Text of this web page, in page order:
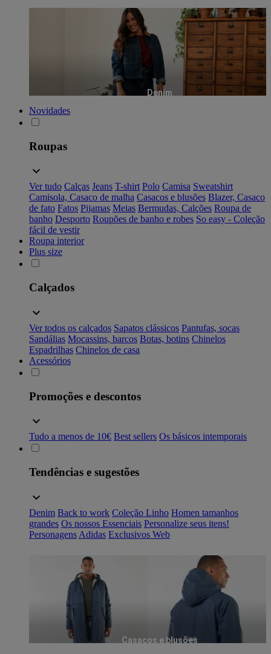
Denim
Novidades
Roupas
Ver tudo Calças Jeans T-shirt Polo Camisa Sweatshirt
Camisola, Casaco de malha Casacos e blusões Blazer, Casaco
de fato Fatos Pijamas Meias Bermudas, Calções Roupa de
banho Desporto Roupões de banho e robes So easy - Coleção
fácil de vestir
Roupa interior
Plus size
Calçados
Ver todos os calçados Sapatos clássicos Pantufas, socas
Sandálias Mocassins, barcos Botas, botins Chinelos
Espadrilhas Chinelos de casa
Acessórios
Promoções e descontos
Tudo a menos de 10€ Best sellers Os básicos intemporais
Tendências e sugestões
Denim Back to work Coleção Linho Homen tamanhos
grandes Os nossos Essenciais Personalize seus itens!
Personagens Adidas Exclusivos Web
Casacos e blusões